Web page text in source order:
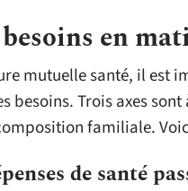
en
mutuelle santé, il est
besoins. Trois axes
familiale.
de santé